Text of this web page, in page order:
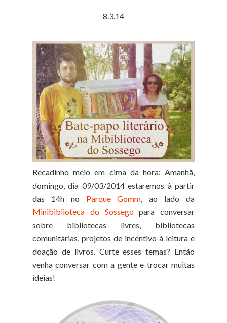
8.3.14
Recadinho meio em cima da hora: Amanhã,
domingo, dia 09/03/2014 estaremos à partir
das 14h no Parque Gomm, ao lado da
Minibiblioteca do Sossegopara conversar
sobre bibliotecas livres, bibliotecas
comunitárias, projetos de incentivo à leitura e
doação de livros. Curte esses temas? Então
venha conversar com a gente e trocar muitas
ideias!